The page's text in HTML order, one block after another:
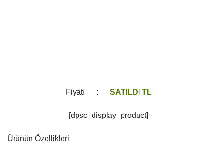
AYNI GÜN KARGO
KDV DAHİL